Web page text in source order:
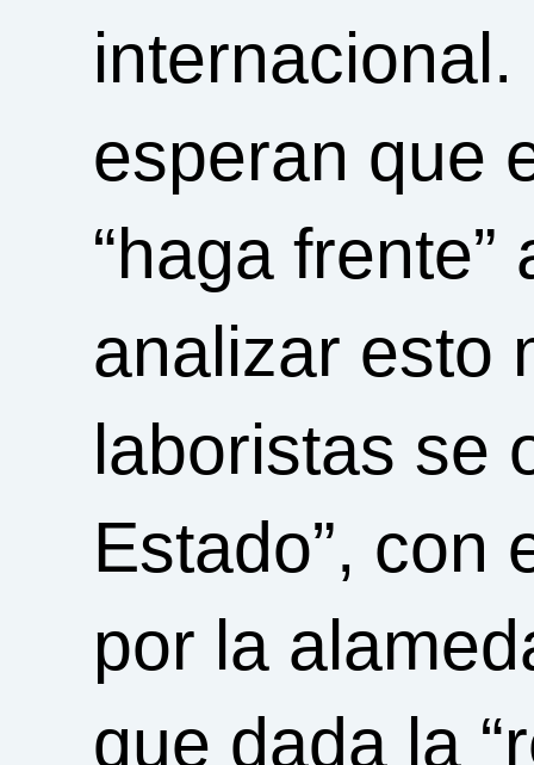
internacional.
esperan que
“haga
analizar esto
laboristas se
Estado”, con
por la
que dada la